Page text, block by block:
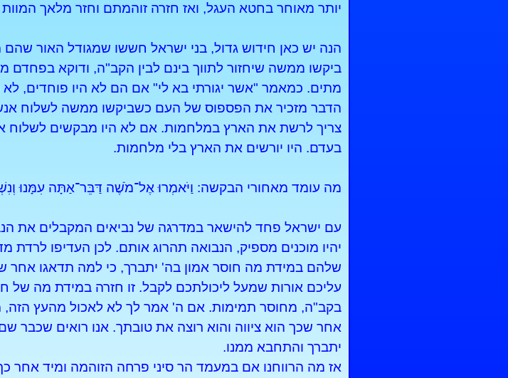
יותר מאוחר בחטא העגל, ואז חזרה זוהמתם וחזר מלאך
הנה יש כאן חידוש גדול, בני ישראל חששו שמגודל האור
ביקשו ממשה שיחזור לתווך בינם לבין הקב"ה, ודוקא בפחדם
מתים. כמאמר "אשר יגורתי בא לי" אם הם לא היו פוחדים,
הדבר מזכיר את הפספוס של העם כשביקשו ממשה לשלוח
צריך לרשת את הארץ במלחמות. אם לא היו מבקשים לשלוח
בעדם. היו יורשים את הארץ בלי מלחמות.
מה עומד מאחורי הבקשה: וַיֹּאמְרוּ אֶל־מֹשֶׁה דַּבֵּר־אַתָּה עִמָּנוּ
עם ישראל פחד להישאר במדרגה של נביאים המקבלים את
יהיו מוכנים מספיק, הנבואה תהרוג אותם. לכן העדיפו לרדת
שלהם במידת מה חוסר אמון בה' יתברך, כי למה תדאגו
עליכם אורות שמעל ליכולתכם לקבל. זו חזרה במידת מה
בקב"ה, מחוסר תמימות. אם ה' אמר לך לא לאכול מהעץ
אחר שכך הוא ציווה והוא רוצה את טובתך. אנו רואים
יתברך והתחבא ממנו.
אז מה הרווחנו אם במעמד הר סיני פרחה הזוהמה ומיד אחר